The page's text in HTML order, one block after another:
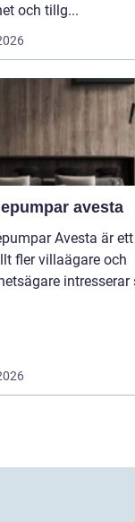
och tillg...
avesta
Avesta är
fler villaägare och
intresserar